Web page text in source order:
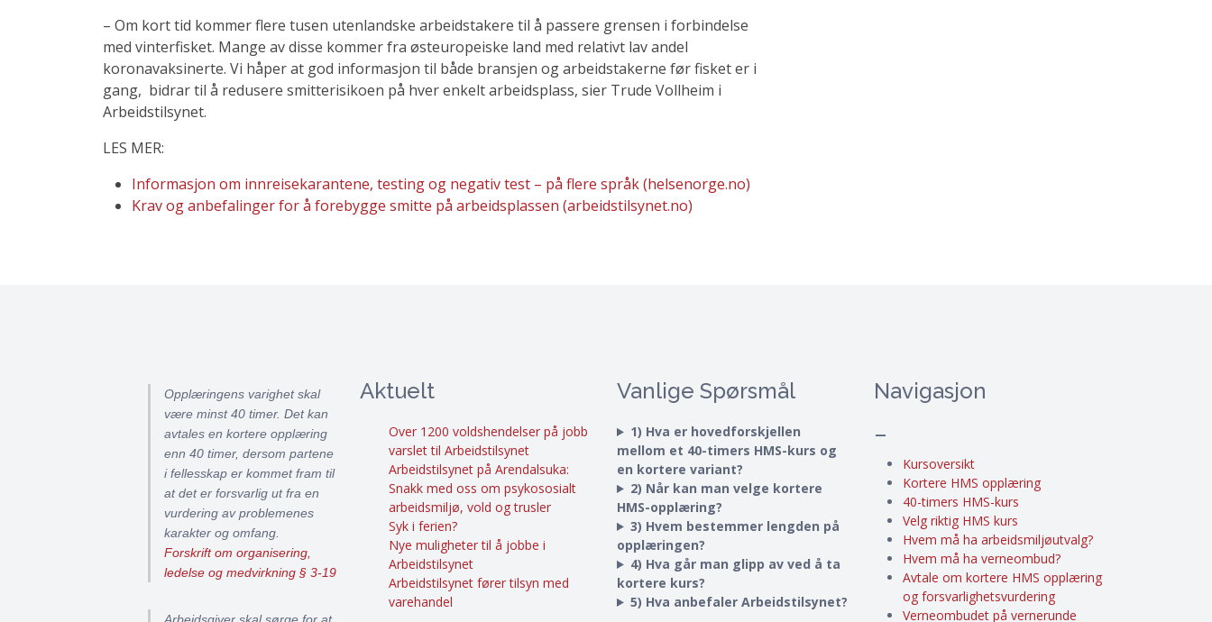
– Om kort tid kommer flere tusen utenlandske arbeidstakere til å passere grensen i forbindelse
med vinterfisket. Mange av disse kommer fra østeuropeiske land med relativt lav andel
koronavaksinerte. Vi håper at god informasjon til både bransjen og arbeidstakerne før fisket er i
gang, bidrar til å redusere smitterisikoen på hver enkelt arbeidsplass, sier Trude Vollheim i
Arbeidstilsynet.
LES MER:
Informasjon om innreisekarantene, testing og negativ test – på flere språk (helsenorge.no)
Krav og anbefalinger for å forebygge smitte på arbeidsplassen (arbeidstilsynet.no)
Opplæringens varighet skal
være minst 40 timer. Det kan
avtales en kortere opplæring
enn 40 timer, dersom partene
i fellesskap er kommet fram til
at det er forsvarlig ut fra en
vurdering av problemenes
karakter og omfang.
Forskrift om organisering,
ledelse og medvirkning § 3-19
Aktuelt
Over 1200 voldshendelser på jobb
varslet til Arbeidstilsynet
Arbeidstilsynet på Arendalsuka:
Snakk med oss om psykososialt
arbeidsmiljø, vold og trusler
Syk i ferien?
Nye muligheter til å jobbe i
Arbeidstilsynet
Arbeidstilsynet fører tilsyn med
varehandel
Vanlige Spørsmål
1) Hva er hovedforskjellen
mellom et 40-timers HMS-kurs og
en kortere variant?
2) Når kan man velge kortere
HMS-opplæring?
3) Hvem bestemmer lengden på
opplæringen?
4) Hva går man glipp av ved å ta
kortere kurs?
5) Hva anbefaler Arbeidstilsynet?
Navigasjon
–
Kursoversikt
Kortere HMS opplæring
40-timers HMS-kurs
Velg riktig HMS kurs
Hvem må ha arbeidsmiljøutvalg?
Hvem må ha verneombud?
Avtale om kortere HMS opplæring
og forsvarlighetsvurdering
Verneombudet på vernerunde